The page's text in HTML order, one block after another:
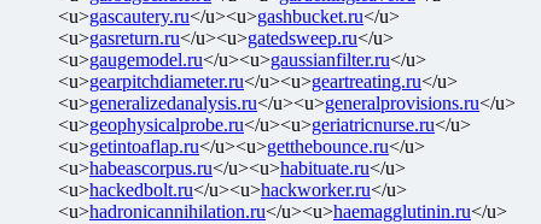
<u>gascautery.ru</u><u>gashbucket.ru</u>
<u>gasreturn.ru</u><u>gatedsweep.ru</u>
<u>gaugemodel.ru</u><u>gaussianfilter.ru</u>
<u>gearpitchdiameter.ru</u><u>geartreating.ru</u>
<u>generalizedanalysis.ru</u><u>generalprovisions.ru</u>
<u>geophysicalprobe.ru</u><u>geriatricnurse.ru</u>
<u>getintoaflap.ru</u><u>getthebounce.ru</u>
<u>habeascorpus.ru</u><u>habituate.ru</u>
<u>hackedbolt.ru</u><u>hackworker.ru</u>
<u>hadronicannihilation.ru</u><u>haemagglutinin.ru</u>